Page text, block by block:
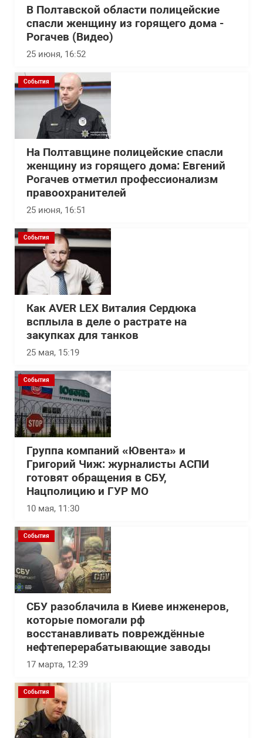
В Полтавской области полицейские
спасли женщину из горящего дома -
Рогачев (Видео)
25 июня, 16:52
События
На Полтавщине полицейские спасли
женщину из горящего дома: Евгений
Рогачев отметил профессионализм
правоохранителей
25 июня, 16:51
События
Как AVER LEX Виталия Сердюка
всплыла в деле о растрате на
закупках для танков
25 мая, 15:19
События
Группа компаний «Ювента» и
Григорий Чиж: журналисты АСПИ
готовят обращения в СБУ,
Нацполицию и ГУР МО
10 мая, 11:30
События
СБУ разоблачила в Киеве инженеров,
которые помогали рф
восстанавливать повреждённые
нефтеперерабатывающие заводы
17 марта, 12:39
События